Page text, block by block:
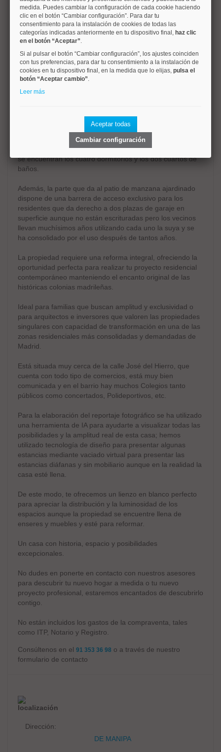
Madrid: luminosa, con carácter, con estructura sólida y
enormes posibilidades de reinterpretación arquitectónica
para crear una vivienda exclusiva y totalmente
personalizada.
La vivienda se distribuye en tres plantas:
-planta sótano: zona de garajes y espacios auxiliares,
almacenes, cuarto de baño y caldera de calefacción,
despachos y almacenes, con acceso desde el patio de
en cuesta,con acceso mediante una pequeña escalera
desde la verja de entrada; en esta planta se sitúan las
principales estancias de día.
-planta primera: destinada a la zona de descanso donde
se encuentran los cuatro dormitorios y los dos cuartos de
baños.
Además, la parte que da al patio de manzana ajardinado
dispone de una barrera de acceso exclusivo para los
residentes que da derecho a dos plazas de garaje en
superficie aunque no están escrituradas pero los vecinos
llevan muchísimos años utilizando cada uno la suya y se
ha consolidado por el uso después de tantos años.
La propiedad requiere una reforma integral, ofreciendo la
oportunidad perfecta para realizar tu proyecto residencial
contemporáneo manteniendo el encanto original de las
históricas colonias madrileñas.
Ideal para familias que buscan amplitud y exclusividad o
para arquitectos e inversores que valoren las propiedades
singulares con capacidad de transformación en una de las
zonas residenciales más consolidadas y demandadas de
Madrid.
Está situada muy cerca de la calle José del Hierro, que
cuenta con todo tipo de comercios, está muy bien
comunicada y en el barrio hay muchos Colegios tanto
públicos como concertados, Polideportivos, etc.
Para la elaboración del reportaje fotográfico se ha utilizado
una herramienta de IA para ayudarte a visualizar todas las
posibilidades y la amplitud real de esta casa; hemos
utilizado tecnología de diseño para presentar algunas
estancias mediante vaciado virtual para presentar las
estancias diáfanas y sin mobiliario aunque en la realidad la
casa esté llena.
De este modo, te ofrecemos un lienzo en blanco perfecto
para apreciar la distribución y la luminosidad de los
espacios aunque la propiedad se encuentre llena de
enseres y muebles y esté para reformar.
Un casa con historia, espacio y posibilidades
excepcionales.
No dudes en ponerte en contacto con nuestros asesores
para descubrir tu nuevo hogar a medida o tu nuevo
proyecto profesional, estaremos encantados de descubrirlo
contigo.
No están incluidos los gastos de la compraventa, tales
como ITP, Notario y Registro.
Consúltenos en el 91 353 36 98 o a través de nuestro
formulario de contacto
localización
Dirección:
DE MANIPA
medida. Puedes cambiar la configuración de cada cookie haciendo
clic en el botón “Cambiar configuración”. Para dar tu
consentimiento para la instalación de cookies de todas las
categorías indicadas anteriormente en tu dispositivo final, haz clic
en el botón “Aceptar”.
Si al pulsar el botón “Cambiar configuración”, los ajustes coinciden
con tus preferencias, para dar tu consentimiento a la instalación de
cookies en tu dispositivo final, en la medida que lo elijas, pulsa el
botón “Aceptar cambio”.
Leer más
Aceptar todas
Cambiar configuración